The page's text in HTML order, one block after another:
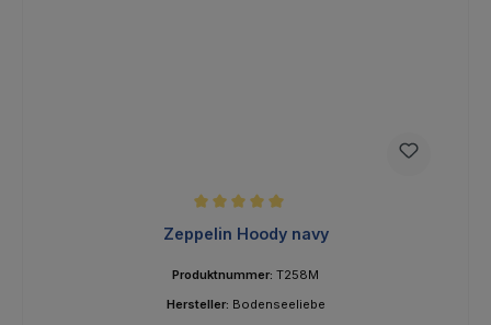
Zeppelin Hoody navy
Produktnummer: T258M
Hersteller: Bodenseeliebe